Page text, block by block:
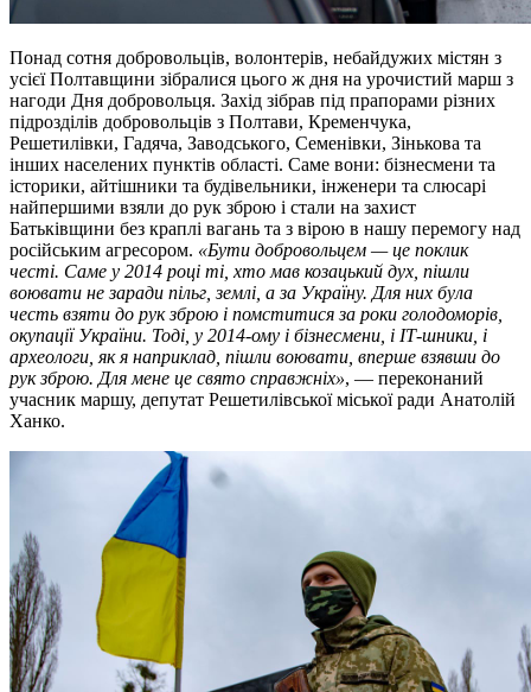
Понад сотня добровольців, волонтерів, небайдужих містян з
усієї Полтавщини зібралися цього ж дня на урочистий марш з
нагоди Дня добровольця. Захід зібрав під прапорами різних
підрозділів добровольців з Полтави, Кременчука,
Решетилівки, Гадяча, Заводського, Семенівки, Зінькова та
інших населених пунктів області. Саме вони: бізнесмени та
історики, айтішники та будівельники, інженери та слюсарі
найпершими взяли до рук зброю і стали на захист
Батьківщини без краплі вагань та з вірою в нашу перемогу над
російським агресором. «Бути добровольцем — це поклик
честі. Саме у 2014 році ті, хто мав козацький дух, пішли
воювати не заради пільг, землі, а за Україну. Для них була
честь взяти до рук зброю і помститися за роки голодоморів,
окупації України. Тоді, у 2014-ому і бізнесмени, і ІТ-шники, і
археологи, як я наприклад, пішли воювати, вперше взявши до
рук зброю. Для мене це свято справжніх», — переконаний
учасник маршу, депутат Решетилівської міської ради Анатолій
Ханко.